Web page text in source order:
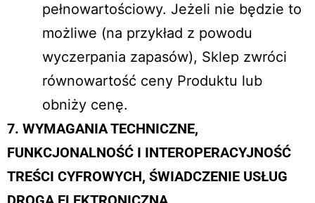
pełnowartościowy. Jeżeli nie będzie to
możliwe (na przykład z powodu
wyczerpania zapasów), Sklep zwróci
równowartość ceny Produktu lub
obniży cenę.
7. WYMAGANIA TECHNICZNE,
FUNKCJONALNOŚĆ I INTEROPERACYJNOŚĆ
TREŚCI CYFROWYCH, ŚWIADCZENIE USŁUG